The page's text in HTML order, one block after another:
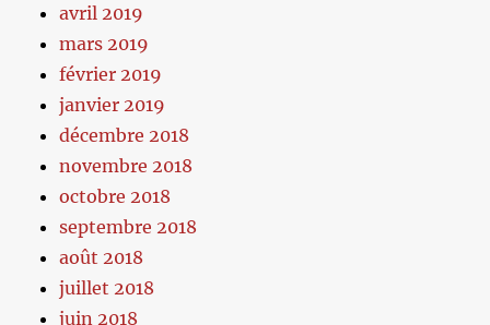
avril 2019
mars 2019
février 2019
janvier 2019
décembre 2018
novembre 2018
octobre 2018
septembre 2018
août 2018
juillet 2018
juin 2018